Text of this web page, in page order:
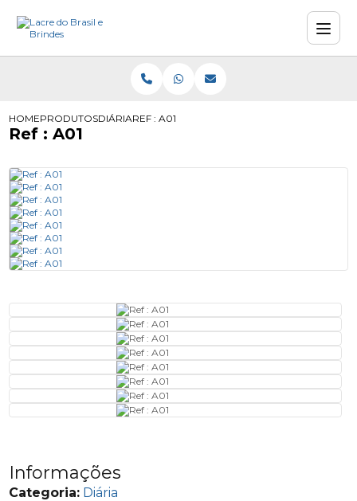
HOMEPRODUTOSDIÁRIAREF : A01
Ref : A01
Informações
Categoria: Diária